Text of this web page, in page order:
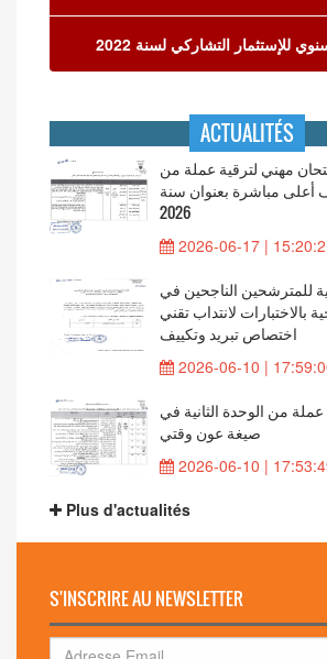
للإستثمار التشاركي لسنة 2022
ACTUALITÉS
مهني لترقية عملة من
مباشرة بعنوان سنة
2026
2026-06-17 |
للمترشحين الناجحين في
بالاختبارات لانتداب تقني
اختصاص تبريد وتكييف
2026-06-10 |
بلاغ انتداب عدد 10 عملة من الوحدة الثانية في
صيغة عون وقتي
2026-06-10 |
Plus d'actualités
S'INSCRIRE AU NEWSLETTER